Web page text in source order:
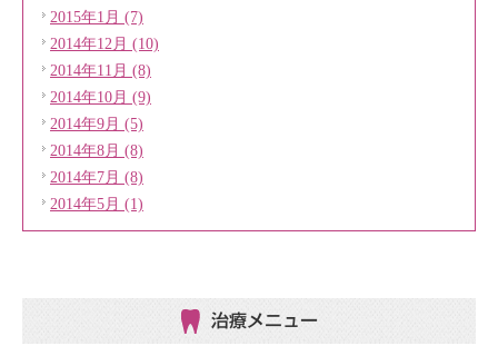
2015年1月 (7)
2014年12月 (10)
2014年11月 (8)
2014年10月 (9)
2014年9月 (5)
2014年8月 (8)
2014年7月 (8)
2014年5月 (1)
治療メニュー